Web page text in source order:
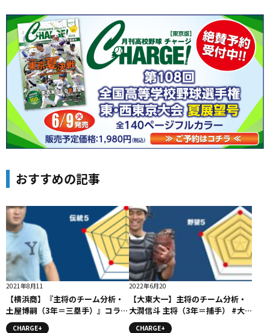
おすすめの記事
2021年8月11
【横浜商】『主将のチーム分析・
土屋博嗣（3年＝三塁手）』コラム
#横浜商
CHARGE+
2022年6月20
【大東大一】主将のチーム分析・
大澗信斗 主将（3年＝捕手） #大
東大一
CHARGE+